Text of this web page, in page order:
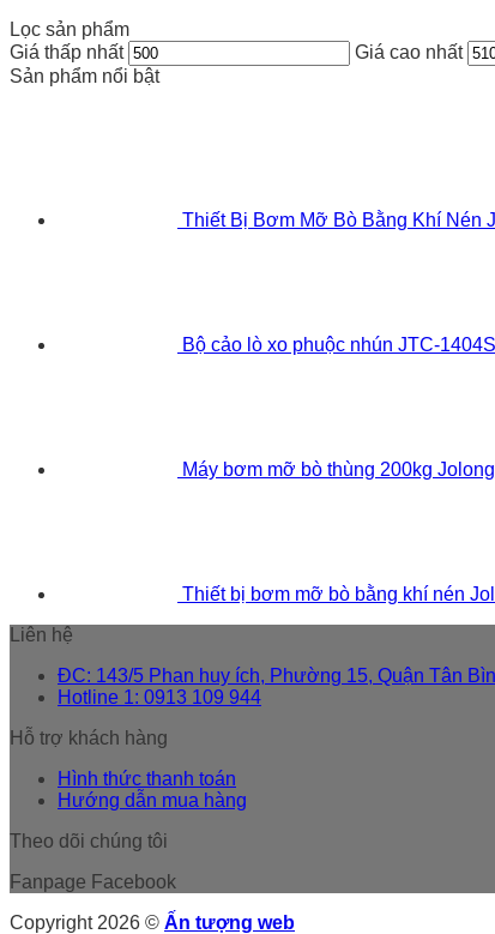
Lọc sản phẩm
Giá thấp nhất
Giá cao nhất
Sản phẩm nổi bật
Thiết Bị Bơm Mỡ Bò Bằng Khí Nén
Bộ cảo lò xo phuộc nhún JTC-1404S
Máy bơm mỡ bò thùng 200kg
Thiết bị bơm mỡ bò bằng khí nén
Liên hệ
ĐC: 143/5 Phan huy ích, Phường 15, Quận Tân
Hotline 1: 0913 109 944
Hỗ trợ khách hàng
Hình thức thanh toán
Hướng dẫn mua hàng
Theo dõi chúng tôi
Fanpage Facebook
Copyright 2026 © Ấn tượng web